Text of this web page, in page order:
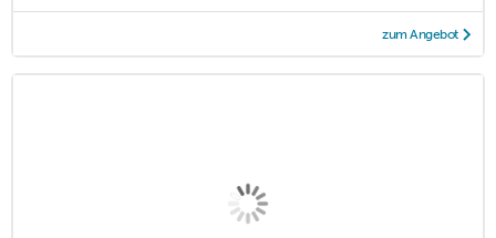
zum Angebot